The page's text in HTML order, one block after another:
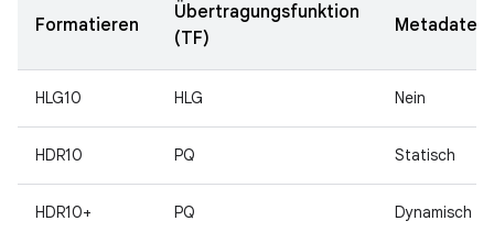
Formatieren
Übertragungsfunktion
(TF)
Metadaten
HLG10 HLG Nein
HDR10 PQ Statisch
HDR10+ PQ Dynamisch